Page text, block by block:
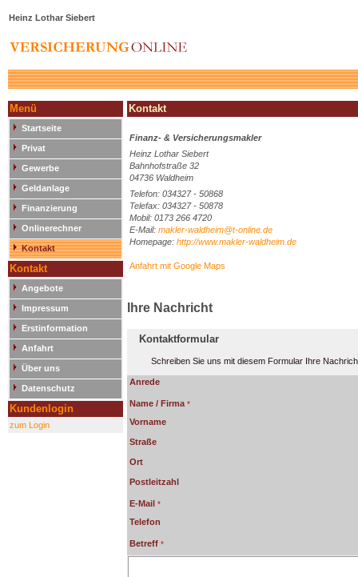
Heinz Lothar Siebert
Menü
Startseite
Privat
Gewerbe
Geldanlage
Finanzierung
Onlinerechner
Kontakt
Kontakt
Angebote
Impressum
Erstinformation
Anfahrt
Über uns
Datenschutz
Kundenlogin
zum Login
Kontakt
Finanz- & Versicherungsmakler
Heinz Lothar Siebert
Bahnhofstraße 32
04736 Waldheim
Telefon: 034327 - 50868
Telefax: 034327 - 50878
Mobil: 0173 266 4720
E-Mail: makler-waldheim@t-online.de
Homepage: http://www.makler-waldheim.de
Anfahrt mit Google Maps
Ihre Nachricht
Kontaktformular
Schreiben Sie uns mit diesem Formular Ihre
Anrede
Name / Firma
Vorname
Straße
Ort
Postleitzahl
E-Mail
Telefon
Betreff